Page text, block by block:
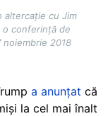
altercație cu Jim
o conferință de
noiembrie 2018
a anunțat că
la cel mai înalt